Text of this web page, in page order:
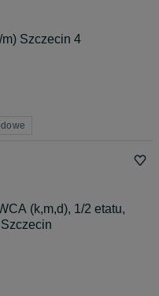
m) Szczecin 4
(k,m,d), 1/2 etatu,